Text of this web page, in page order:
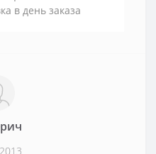
в день заказа